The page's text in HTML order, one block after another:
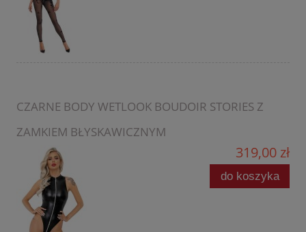
CZARNE BODY WETLOOK BOUDOIR STORIES Z
ZAMKIEM BŁYSKAWICZNYM
319,00 zł
do koszyka